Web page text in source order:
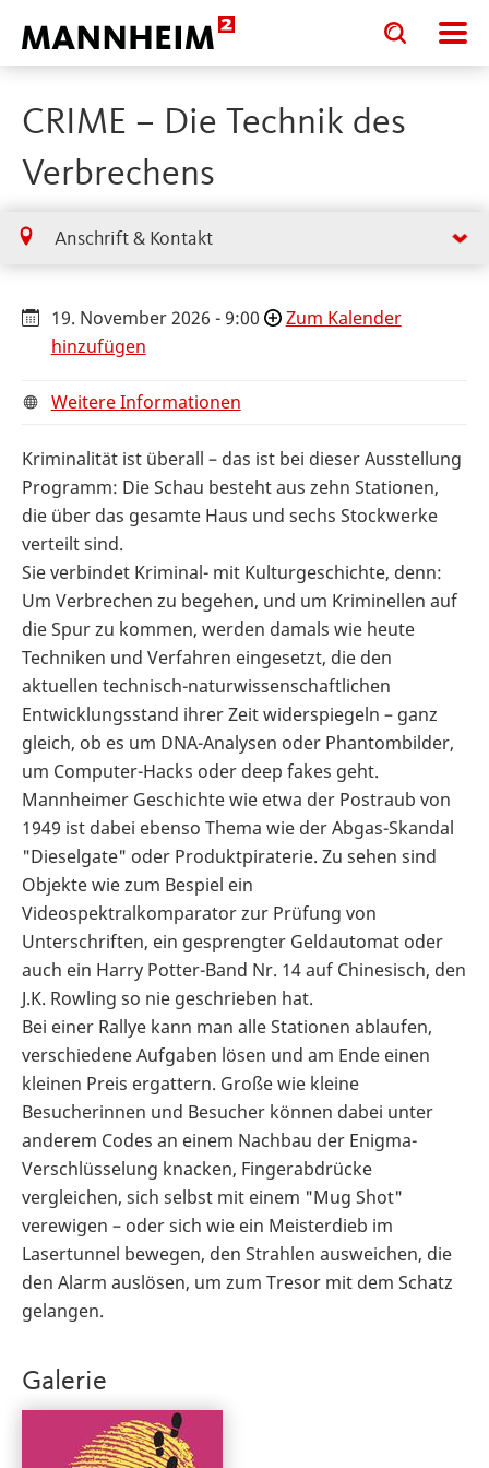
Toggle
search
input
Toggle
search
input
CRIME – Die Technik des
Verbrechens
Anschrift & Kontakt
19. November 2026 - 9:00
Zum Kalender
hinzufügen
Weitere Informationen
Kriminalität ist überall – das ist bei dieser Ausstellung
Programm: Die Schau besteht aus zehn Stationen,
die über das gesamte Haus und sechs Stockwerke
verteilt sind.
Sie verbindet Kriminal- mit Kulturgeschichte, denn:
Um Verbrechen zu begehen, und um Kriminellen auf
die Spur zu kommen, werden damals wie heute
Techniken und Verfahren eingesetzt, die den
aktuellen technisch-naturwissenschaftlichen
Entwicklungsstand ihrer Zeit widerspiegeln – ganz
gleich, ob es um DNA-Analysen oder Phantombilder,
um Computer-Hacks oder deep fakes geht.
Mannheimer Geschichte wie etwa der Postraub von
1949 ist dabei ebenso Thema wie der Abgas-Skandal
"Dieselgate" oder Produktpiraterie. Zu sehen sind
Objekte wie zum Bespiel ein
Videospektralkomparator zur Prüfung von
Unterschriften, ein gesprengter Geldautomat oder
auch ein Harry Potter-Band Nr. 14 auf Chinesisch, den
J.K. Rowling so nie geschrieben hat.
Bei einer Rallye kann man alle Stationen ablaufen,
verschiedene Aufgaben lösen und am Ende einen
kleinen Preis ergattern. Große wie kleine
Besucherinnen und Besucher können dabei unter
anderem Codes an einem Nachbau der Enigma-
Verschlüsselung knacken, Fingerabdrücke
vergleichen, sich selbst mit einem "Mug Shot"
verewigen – oder sich wie ein Meisterdieb im
Lasertunnel bewegen, den Strahlen ausweichen, die
den Alarm auslösen, um zum Tresor mit dem Schatz
gelangen.
Galerie